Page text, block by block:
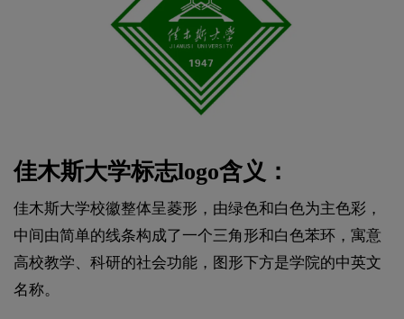
佳木斯大学标志logo含义：
佳木斯大学校徽整体呈菱形，由绿色和白色为主色彩，
中间由简单的线条构成了一个三角形和白色苯环，寓意
高校教学、科研的社会功能，图形下方是学院的中英文
名称。